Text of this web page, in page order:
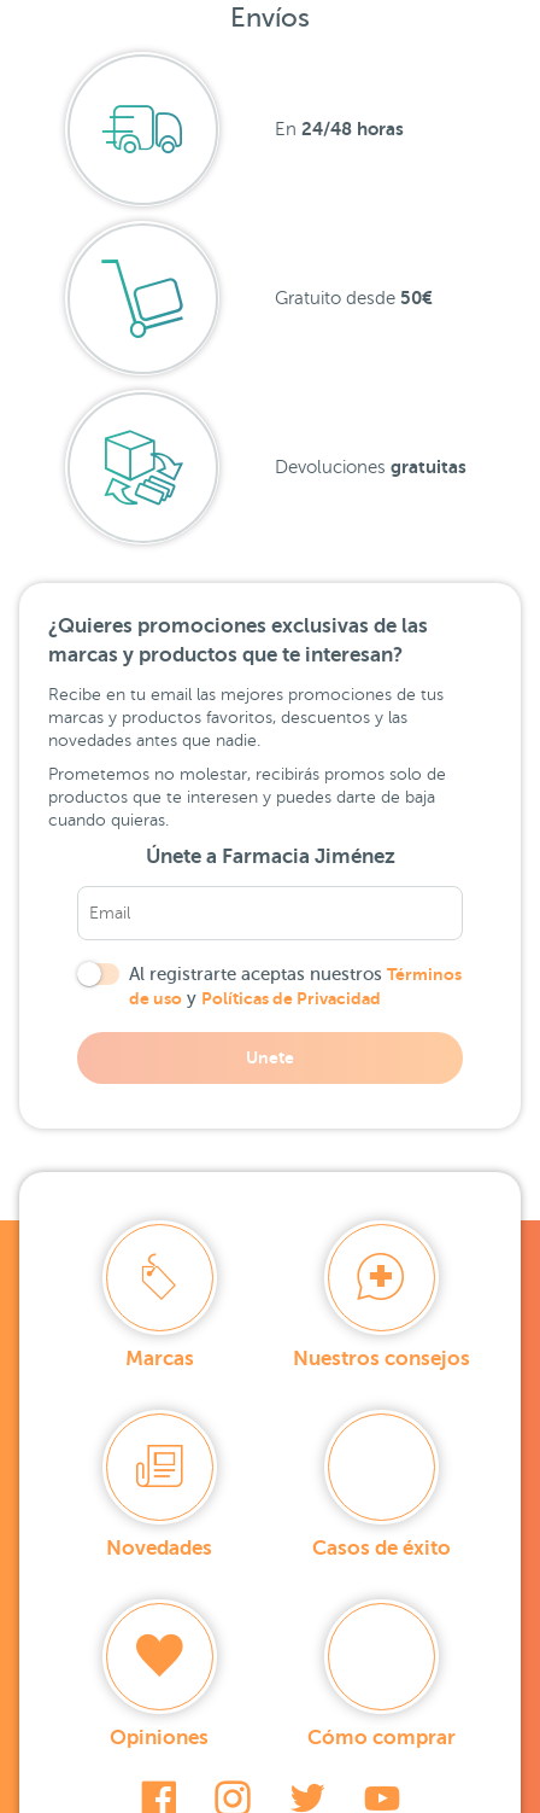
Envíos
En 24/48 horas
Gratuito desde 50€
Devoluciones gratuitas
¿Quieres promociones exclusivas de las
marcas y productos que te interesan?
Recibe en tu email las mejores promociones de tus
marcas y productos favoritos, descuentos y las
novedades antes que nadie.
Prometemos no molestar, recibirás promos solo de
productos que te interesen y puedes darte de baja
cuando quieras.
Únete a Farmacia Jiménez
Al registrarte aceptas nuestros Términos
de uso y Políticas de Privacidad
Unete
Marcas Nuestros consejos
Novedades Casos de éxito
Opiniones Cómo comprar